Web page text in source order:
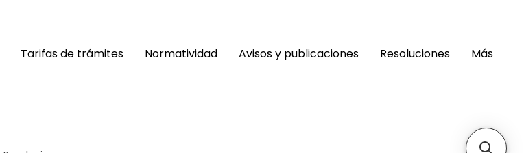
Tarifas de trámites Normatividad Avisos y publicaciones Resoluciones Más